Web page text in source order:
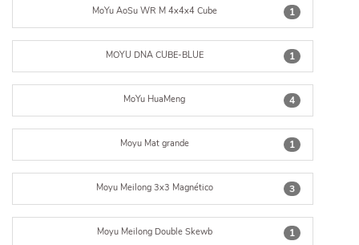
1
MoYu AoSu WR M 4x4x4 Cube
1
MOYU DNA CUBE-BLUE
4
MoYu HuaMeng
1
Moyu Mat grande
3
Moyu Meilong 3x3 Magnético
1
Moyu Meilong Double Skewb